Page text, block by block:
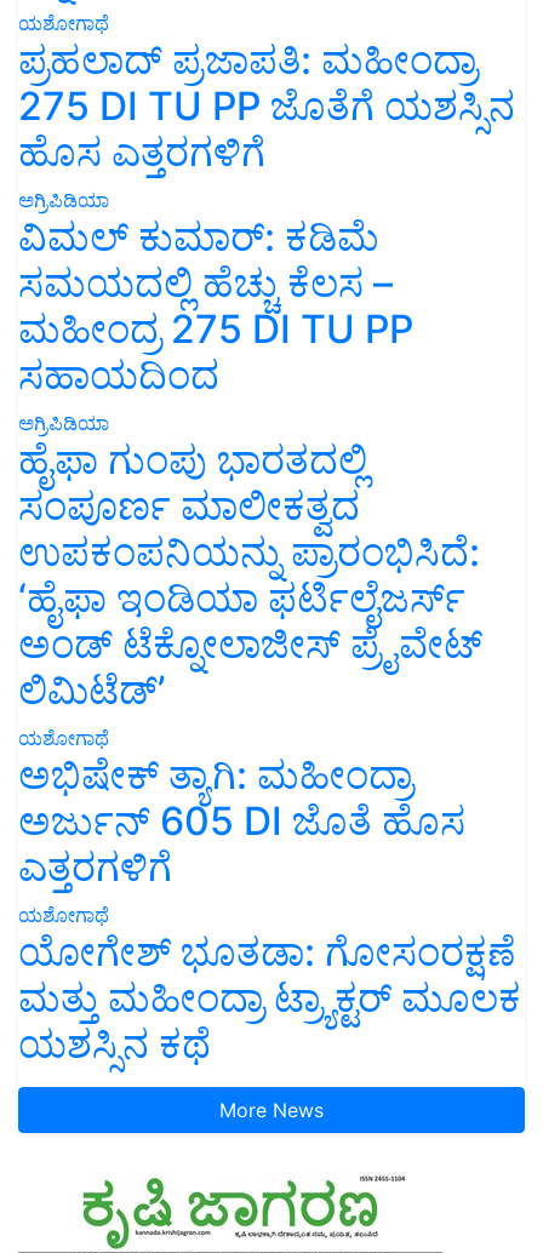
ಯಶೋಗಾಥೆ
ಪ್ರಹಲಾದ್ ಪ್ರಜಾಪತಿ: ಮಹೀಂದ್ರಾ
275 DI TU PP ಜೊತೆಗೆ ಯಶಸ್ಸಿನ
ಹೊಸ ಎತ್ತರಗಳಿಗೆ
ಅಗ್ರಿಪಿಡಿಯಾ
ವಿಮಲ್ ಕುಮಾರ್: ಕಡಿಮೆ
ಸಮಯದಲ್ಲಿ ಹೆಚ್ಚು ಕೆಲಸ –
ಮಹೀಂದ್ರ 275 DI TU PP
ಸಹಾಯದಿಂದ
ಅಗ್ರಿಪಿಡಿಯಾ
ಹೈಫಾ ಗುಂಪು ಭಾರತದಲ್ಲಿ
ಸಂಪೂರ್ಣ ಮಾಲೀಕತ್ವದ
ಉಪಕಂಪನಿಯನ್ನು ಪ್ರಾರಂಭಿಸಿದೆ:
‘ಹೈಫಾ ಇಂಡಿಯಾ ಫರ್ಟಿಲೈಜರ್ಸ್
ಅಂಡ್ ಟೆಕ್ನೋಲಾಜೀಸ್ ಪ್ರೈವೇಟ್
ಲಿಮಿಟೆಡ್’
ಯಶೋಗಾಥೆ
ಅಭಿಷೇಕ್ ತ್ಯಾಗಿ: ಮಹೀಂದ್ರಾ
ಅರ್ಜುನ್ 605 DI ಜೊತೆ ಹೊಸ
ಎತ್ತರಗಳಿಗೆ
ಯಶೋಗಾಥೆ
ಯೋಗೇಶ್ ಭೂತಡಾ: ಗೋಸಂರಕ್ಷಣೆ
ಮತ್ತು ಮಹೀಂದ್ರಾ ಟ್ರ್ಯಾಕ್ಟರ್ ಮೂಲಕ
ಯಶಸ್ಸಿನ ಕಥೆ
More News